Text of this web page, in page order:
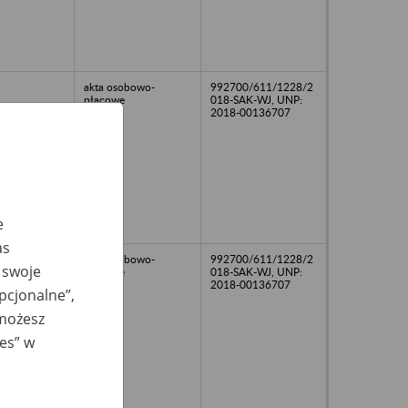
akta osobowo-
płacowe
992700/611/1228/2
018-SAK-WJ, UNP:
2018-00136707
akta osobowo-
płacowe
992700/611/1228/2
018-SAK-WJ, UNP:
2018-00136707
w